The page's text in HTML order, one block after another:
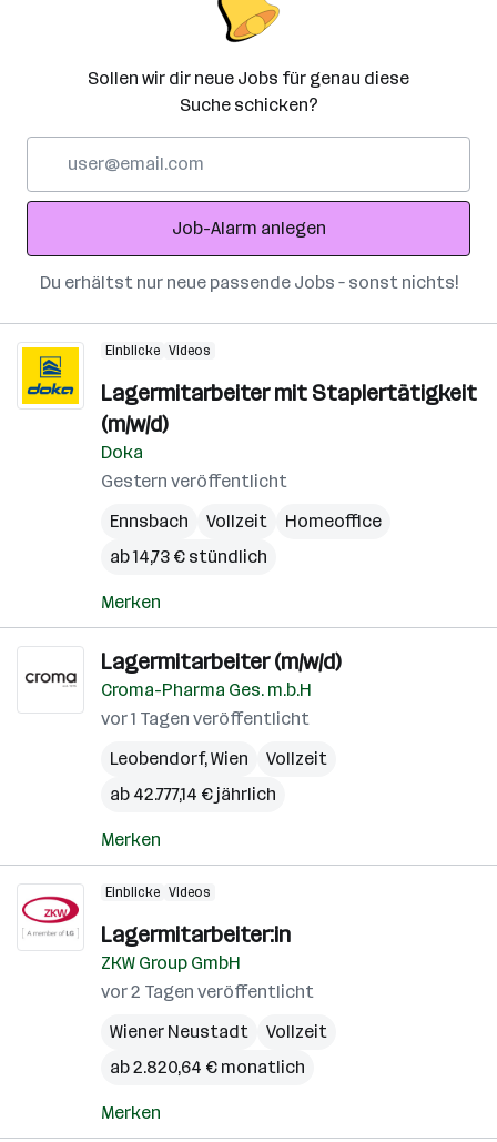
Sollen wir dir neue Jobs für genau diese
Suche schicken?
Adresse
Job-Alarm anlegen
Du erhältst nur neue passende Jobs – sonst nichts!
Einblicke Videos
Lagermitarbeiter mit Staplertätigkeit
(m/w/d)
Doka
Gestern veröffentlicht
Ennsbach
Vollzeit
Homeoffice
ab 14,73 € stündlich
Merken
Lagermitarbeiter (m/w/d)
Croma-Pharma Ges. m.b.H
vor 1 Tagen veröffentlicht
Leobendorf,Wien
Vollzeit
ab 42.777,14 € jährlich
Merken
Einblicke Videos
Lagermitarbeiter:in
ZKW Group GmbH
vor 2 Tagen veröffentlicht
Wiener Neustadt
Vollzeit
ab 2.820,64 € monatlich
Merken